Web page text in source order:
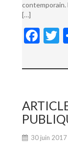
contemporain.
[…]
F
e
o
o
k
30 juin 2017